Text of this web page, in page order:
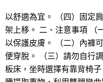
以舒適為宜。 （四）固定
架上移。 二、注意事項 （
以保護皮膚。 （二）內褲
便穿脫。 （三）請勿自行
板床，坐時選擇有靠背椅